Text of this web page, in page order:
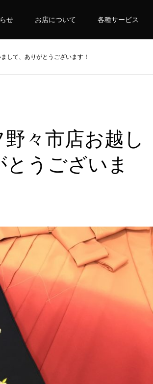
せ お店について 各種サービス
して、ありがとうございます！
々市店お越し
うございま